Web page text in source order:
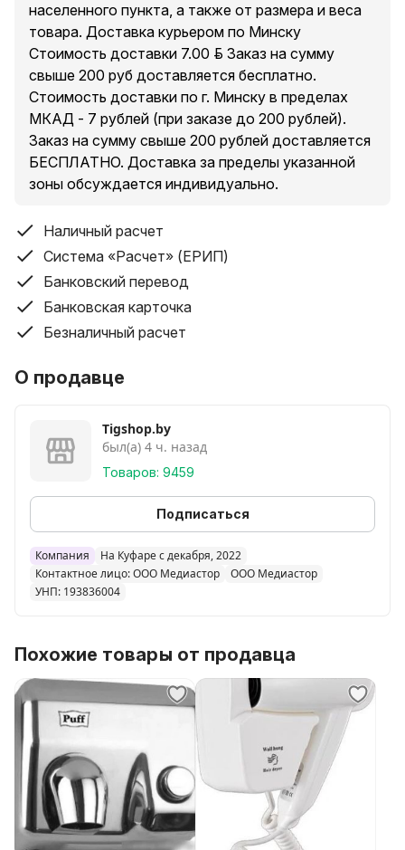
населенного пункта, а также от размера и веса
товара. Доставка курьером по Минску
Стоимость доставки 7.00 руб. Заказ на сумму
свыше 200 руб доставляется бесплатно.
Стоимость доставки по г. Минску в пределах
МКАД - 7 рублей (при заказе до 200 рублей).
Заказ на сумму свыше 200 рублей доставляется
БЕСПЛАТНО. Доставка за пределы указанной
зоны обсуждается индивидуально.
Наличный расчет
Система «Расчет» (ЕРИП)
Банковский перевод
Банковская карточка
Безналичный расчет
О продавце
Tigshop.by
был(а) 4 ч. назад
Товаров: 9459
Подписаться
Компания
На Куфаре с декабря, 2022
Контактное лицо: ООО Медиастор
ООО Медиастор
УНП: 193836004
Похожие товары от продавца